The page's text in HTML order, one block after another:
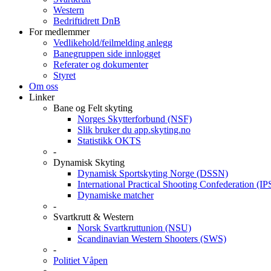
Western
Bedriftidrett DnB
For medlemmer
Vedlikehold/feilmelding anlegg
Banegruppen side innlogget
Referater og dokumenter
Styret
Om oss
Linker
Bane og Felt skyting
Norges Skytterforbund (NSF)
Slik bruker du app.skyting.no
Statistikk OKTS
-
Dynamisk Skyting
Dynamisk Sportskyting Norge (DSSN)
International Practical Shooting Confederation
Dynamiske matcher
-
Svartkrutt & Western
Norsk Svartkruttunion (NSU)
Scandinavian Western Shooters (SWS)
-
Politiet Våpen